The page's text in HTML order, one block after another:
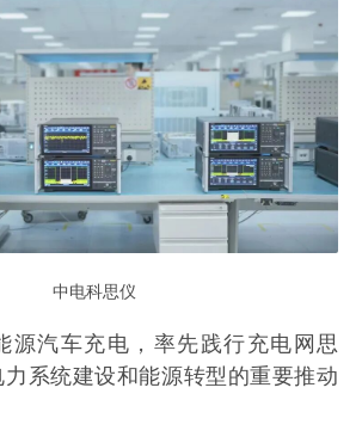
中电科思仪
源汽车充电，率先践行充电网思
系统建设和能源转型的重要推动